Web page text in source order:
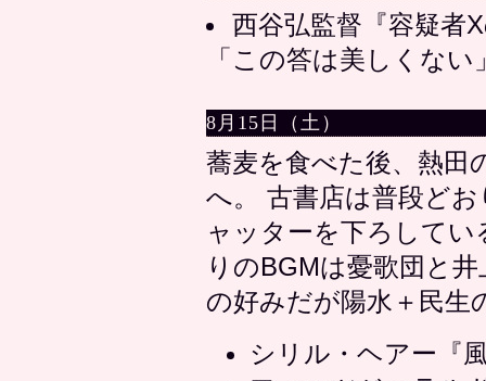
西谷弘監督『容疑者
「この答は美しくな
8月15日（土）
蕎麦を食べた後、熱
へ。 古書店は普段ど
ャッターを下ろして
りのBGMは憂歌団と
の好みだが陽水＋民生
シリル・ヘアー『